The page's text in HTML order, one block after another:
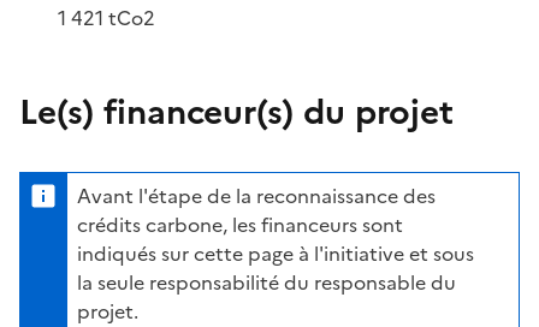
1 421 tCo2
Le(s) financeur(s) du projet
Avant l'étape de la reconnaissance des
crédits carbone, les financeurs sont
indiqués sur cette page à l'initiative et sous
la seule responsabilité du responsable du
projet.